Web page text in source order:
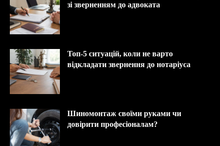
зі зверненням до адвоката
Топ-5 ситуацій, коли не варто
відкладати звернення до нотаріуса
Шиномонтаж своїми руками чи
довірити професіоналам?